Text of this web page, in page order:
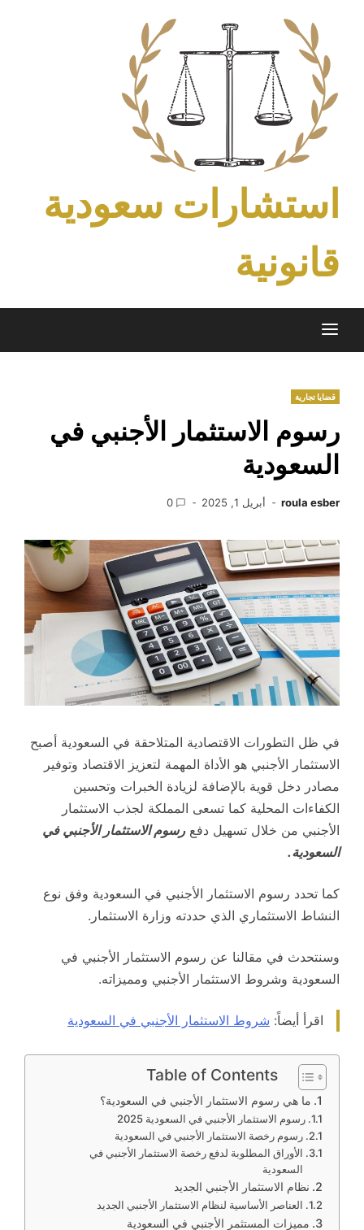
content
استشارات سعودية
قانونية
قضايا تجارية
رسوم الاستثمار الأجنبي في
السعودية
roula esber أبريل 1, 2025 0
في ظل التطورات الاقتصادية المتلاحقة في السعودية أصبح
الاستثمار الأجنبي هو الأداة المهمة لتعزيز الاقتصاد وتوفير
مصادر دخل قوية بالإضافة لزيادة الخبرات وتحسين
الكفاءات المحلية كما تسعى المملكة لجذب الاستثمار
الأجنبي من خلال تسهيل دفع رسوم الاستثمار الأجنبي في
السعودية.
كما تحدد رسوم الاستثمار الأجنبي في السعودية وفق نوع
النشاط الاستثماري الذي حددته وزارة الاستثمار.
وسنتحدث في مقالنا عن رسوم الاستثمار الأجنبي في
السعودية وشروط الاستثمار الأجنبي ومميزاته.
اقرأ أيضاً: شروط الاستثمار الأجنبي في السعودية
Table of Contents
ما هي رسوم الاستثمار الأجنبي في السعودية؟
رسوم الاستثمار الأجنبي في السعودية 2025
رسوم رخصة الاستثمار الأجنبي في السعودية
الأوراق المطلوبة لدفع رخصة الاستثمار الأجنبي في
السعودية
نظام الاستثمار الأجنبي الجديد
العناصر الأساسية لنظام الاستثمار الأجنبي الجديد
مميزات المستثمر الأجنبي في السعودية